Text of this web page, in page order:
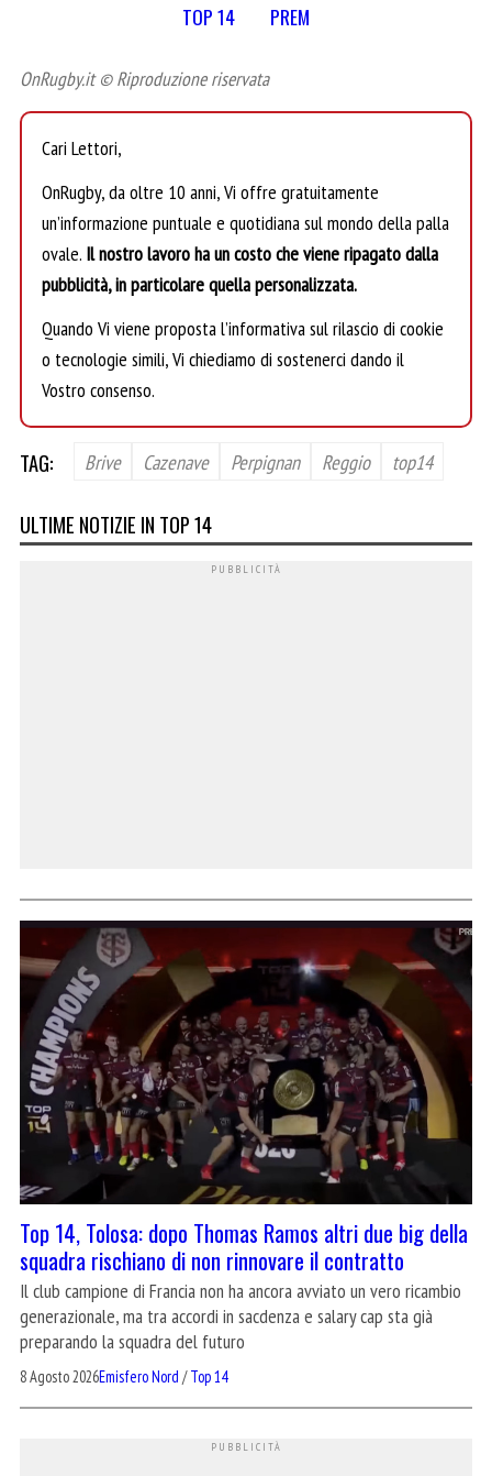
TOP 14 PREM
OnRugby.it © Riproduzione riservata
Cari Lettori,
OnRugby, da oltre 10 anni, Vi offre gratuitamente
un’informazione puntuale e quotidiana sul mondo della palla
ovale. Il nostro lavoro ha un costo che viene ripagato dalla
pubblicità, in particolare quella personalizzata.
Quando Vi viene proposta l’informativa sul rilascio di cookie
o tecnologie simili, Vi chiediamo di sostenerci dando il
Vostro consenso.
TAG: Brive Cazenave Perpignan Reggio top14
ULTIME NOTIZIE IN TOP 14
Top 14, Tolosa: dopo Thomas Ramos altri due big della
squadra rischiano di non rinnovare il contratto
Il club campione di Francia non ha ancora avviato un vero ricambio
generazionale, ma tra accordi in sacdenza e salary cap sta già
preparando la squadra del futuro
8 Agosto 2026Emisfero Nord /Top 14